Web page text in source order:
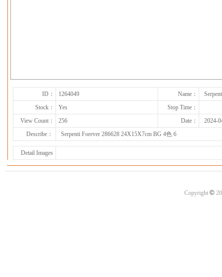
ID： 1264049 Name：
Stock：
Yes
Stop Time：
View Count：
256 Date：
2024-
Describe：
Serpenti Forever 286628 24X15X7cm BG 4色 6
Detail Images
Copyright ©